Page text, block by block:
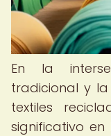
En la
tradicional y
textiles
significativo